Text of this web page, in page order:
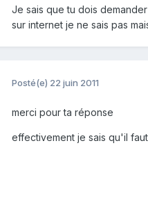
Je sais que tu dois
sur internet je ne sais pas
Posté(e) 22 juin 2011
merci pour ta réponse
effectivement je sais qu'il